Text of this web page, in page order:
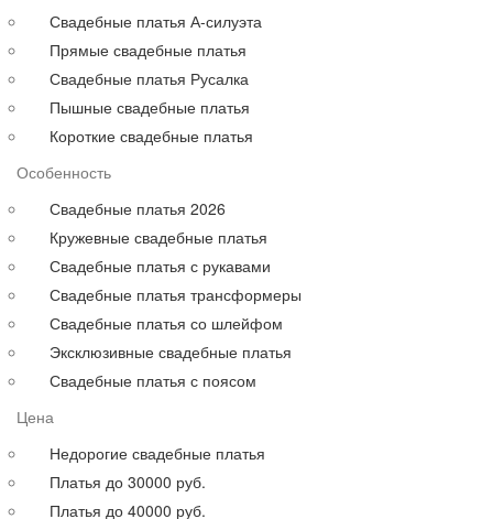
На свадьбу
С рукавами
Выпускные больших размеров
Короткие
до 30000 руб.
до 40000 руб.
до 60000 руб.
до 80000 руб.
до 100000 руб.
Свадебные платья А-силуэта
Прямые свадебные платья
Свадебные платья Русалка
Пышные свадебные платья
Короткие свадебные платья
Особенность
Свадебные платья 2026
Кружевные свадебные платья
Свадебные платья с рукавами
Свадебные платья трансформеры
Свадебные платья со шлейфом
Эксклюзивные свадебные платья
Свадебные платья с поясом
Цена
Недорогие свадебные платья
Платья до 30000 руб.
Платья до 40000 руб.